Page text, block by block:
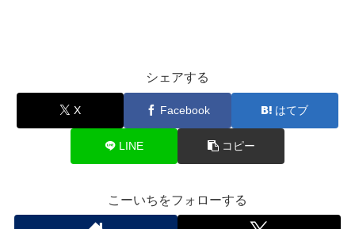
シェアする
X Facebook はてブ
LINE コピー
こーいちをフォローする